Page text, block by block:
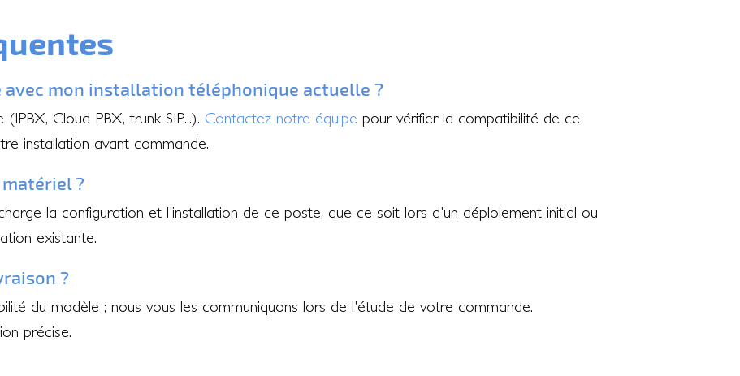
mon installation téléphonique actuelle ?
Cloud PBX, trunk SIP...). Contactez notre équipe pour vérifier la compatibilité de ce
installation avant commande.
?
la configuration et l'installation de ce poste, que ce soit lors d'un déploiement initial ou
existante.
?
du modèle ; nous vous les communiquons lors de l'étude de votre commande.
précise.